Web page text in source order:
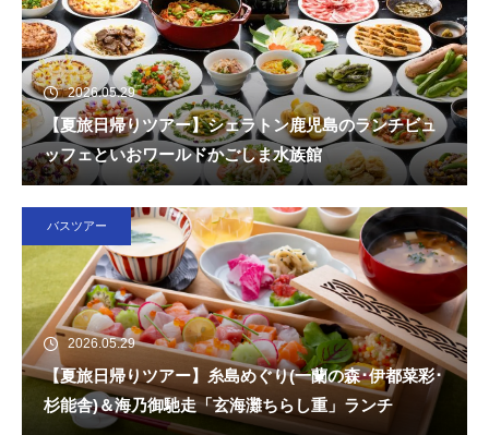
2026.05.29
【夏旅日帰りツアー】シェラトン鹿児島のランチビュ
ッフェといおワールドかごしま水族館
バスツアー
2026.05.29
【夏旅日帰りツアー】糸島めぐり(一蘭の森･伊都菜彩･
杉能舎)＆海乃御馳走「玄海灘ちらし重」ランチ